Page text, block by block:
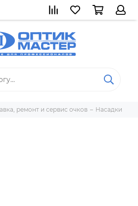
ремонт и сервис очков Насадки